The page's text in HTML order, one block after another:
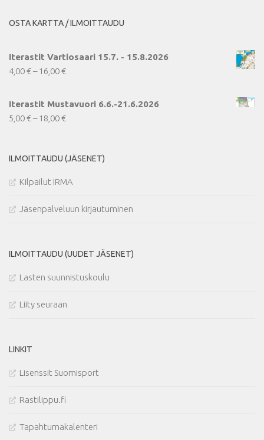
OSTA KARTTA / ILMOITTAUDU
Iterastit Vartiosaari 15.7. - 15.8.2026
4,00€– 16,00€Hintaluokka:
Iterastit Mustavuori 6.6.-21.6.2026
5,00€– 18,00€Hintaluokka:
18,00 €
ILMOITTAUDU (JÄSENET)
Kilpailut IRMA
Jäsenpalveluun kirjautuminen
ILMOITTAUDU (UUDET JÄSENET)
Lasten suunnistuskoulu
Liity seuraan
LINKIT
Lisenssit Suomisport
Rastilippu.fi
Tapahtumakalenteri